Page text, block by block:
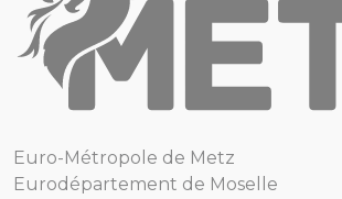
Euro-Métropole de Metz
Eurodépartement de Moselle